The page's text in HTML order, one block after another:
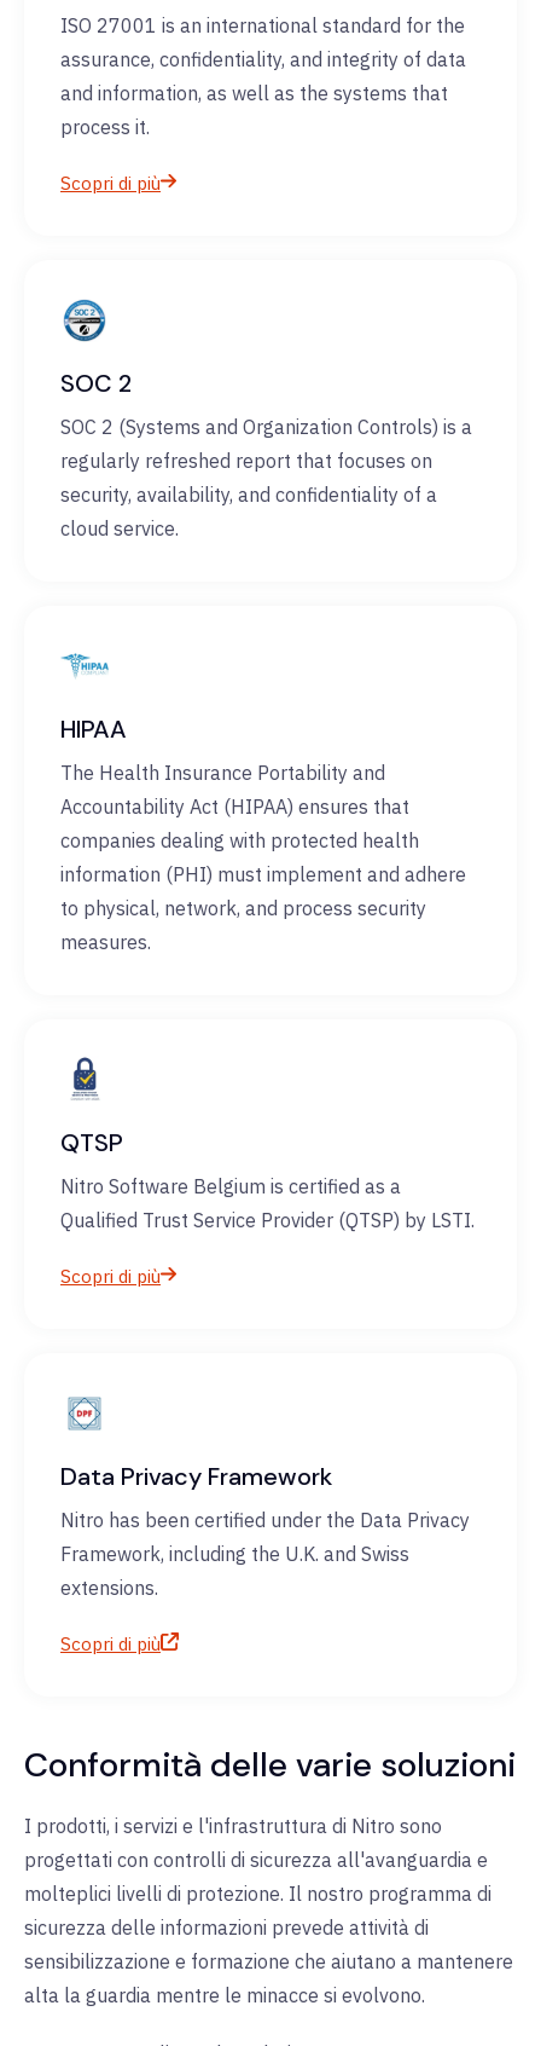
ISO 27001 is an international standard for the
assurance, confidentiality, and integrity of data
and information, as well as the systems that
process it.
Scopri di più
SOC 2
SOC 2 (Systems and Organization Controls) is a
regularly refreshed report that focuses on
security, availability, and confidentiality of a
cloud service.
HIPAA
The Health Insurance Portability and
Accountability Act (HIPAA) ensures that
companies dealing with protected health
information (PHI) must implement and adhere
to physical, network, and process security
measures.
QTSP
Nitro Software Belgium is certified as a
Qualified Trust Service Provider (QTSP) by LSTI.
Scopri di più
Data Privacy Framework
Nitro has been certified under the Data Privacy
Framework, including the U.K. and Swiss
extensions.
Scopri di più
Conformità delle varie soluzioni
I prodotti, i servizi e l'infrastruttura di Nitro sono
progettati con controlli di sicurezza all'avanguardia e
molteplici livelli di protezione. Il nostro programma di
sicurezza delle informazioni prevede attività di
sensibilizzazione e formazione che aiutano a mantenere
alta la guardia mentre le minacce si evolvono.